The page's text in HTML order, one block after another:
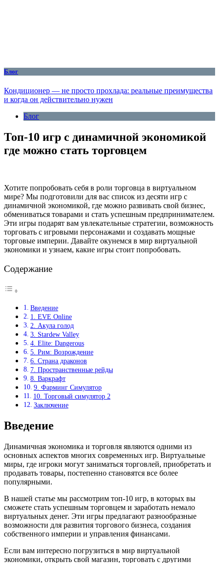
Блог
Кондиционер — не просто прохлада: реальные преимущества
и когда он действительно нужен
Блог
Топ-10 игр с динамичной экономикой
где можно стать торговцем
Хотите попробовать себя в роли торговца в виртуальном
мире? Мы подготовили для вас список из десяти игр с
динамичной экономикой, где можно развивать свой бизнес,
обмениваться товарами и стать успешным предпринимателем.
Эти игры подарят вам увлекательные стратегии, возможность
торговать с игровыми персонажами и создавать мощные
торговые империи. Давайте окунемся в мир виртуальной
экономики и узнаем, какие игры стоит попробовать.
Содержание
Введение
1. EVE Online
2. Акула голод
3. Stardew Valley
4. Elite: Dangerous
5. Рим: Возрождение
6. Страна драконов
7. Пространственные рейды
8. Варкрафт
9. Фарминг Симулятор
10. Торговый симулятор 2
Заключение
Введение
Динамичная экономика и торговля являются одними из
основных аспектов многих современных игр. Виртуальные
миры, где игроки могут заниматься торговлей, приобретать и
продавать товары, постепенно становятся все более
популярными.
В нашей статье мы рассмотрим топ-10 игр, в которых вы
сможете стать успешным торговцем и заработать немало
виртуальных денег. Эти игры предлагают разнообразные
возможности для развития торгового бизнеса, создания
собственного империи и управления финансами.
Если вам интересно погрузиться в мир виртуальной
экономики, открыть свой магазин, торговать с другими